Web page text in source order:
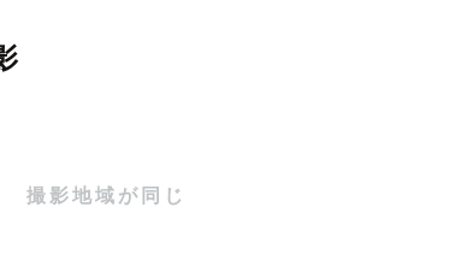
さい🙇‍♀️
相談いただければ幸
撮影地域が同じ